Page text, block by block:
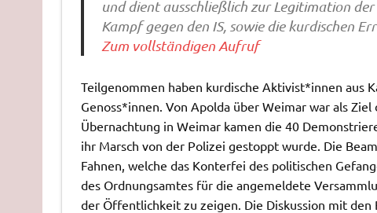
und dient ausschließlich zur Legitimation
Kampf gegen den IS, sowie die kurdischen
Zum vollständigen Aufruf
Teilgenommen haben kurdische Aktivist*innen aus
Genoss*innen. Von Apolda über Weimar war als
Übernachtung in Weimar kamen die 40
ihr Marsch von der Polizei gestoppt wurde. Die
Fahnen, welche das Konterfei des politischen
des Ordnungsamtes für die angemeldete
der Öffentlichkeit zu zeigen. Die Diskussion mit